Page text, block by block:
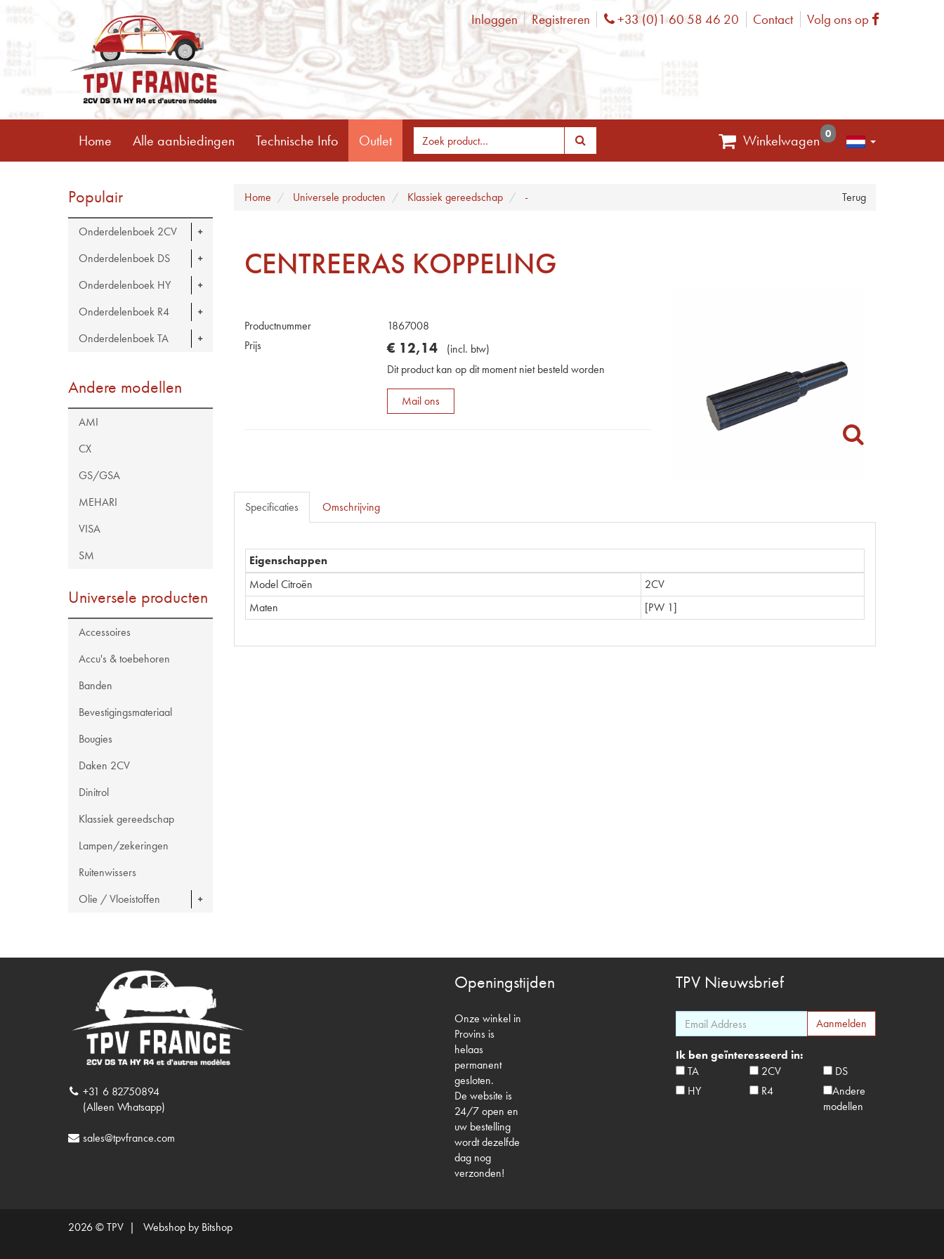
Inloggen Registreren Phone
+33 (0)1 60 58 46 20 Contact Volg ons op Facebook
Home Alle aanbiedingen Technische Info Outlet Winkelwagen 0
Populair
Onderdelenboek 2CV
Onderdelenboek DS
Onderdelenboek HY
Onderdelenboek R4
Onderdelenboek TA
Andere modellen
AMI
CX
GS/GSA
MEHARI
VISA
SM
Universele producten
Accessoires
Accu's & toebehoren
Banden
Bevestigingsmateriaal
Bougies
Daken 2CV
Dinitrol
Klassiek gereedschap
Lampen/zekeringen
Ruitenwissers
Olie / Vloeistoffen
Terug
Home Universele producten Klassiek gereedschap -
CENTREERAS KOPPELING
Productnummer
1867008
Prijs
€ 12,14 (incl. btw)
Dit product kan op dit moment niet besteld worden
Mail ons
Specificaties Omschrijving
Eigenschappen
Model Citroën
2CV
Maten
[PW 1]
+31 6 82750894
(Alleen Whatsapp)
sales@tpvfrance.com
Openingstijden
Onze winkel in
Provins is
helaas
permanent
gesloten.
De website is
24/7 open en
uw bestelling
wordt dezelfde
dag nog
verzonden!
TPV Nieuwsbrief
Ik ben geïnteresseerd in:
TA
2CV
DS
HY
R4
Andere
modellen
2026 © TPV | Webshop by Bitshop